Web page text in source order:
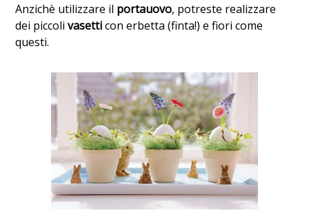
Anzichè utilizzare il portauovo, potreste realizzare
dei piccolivasetticon erbetta (finta!) e fiori come
questi.